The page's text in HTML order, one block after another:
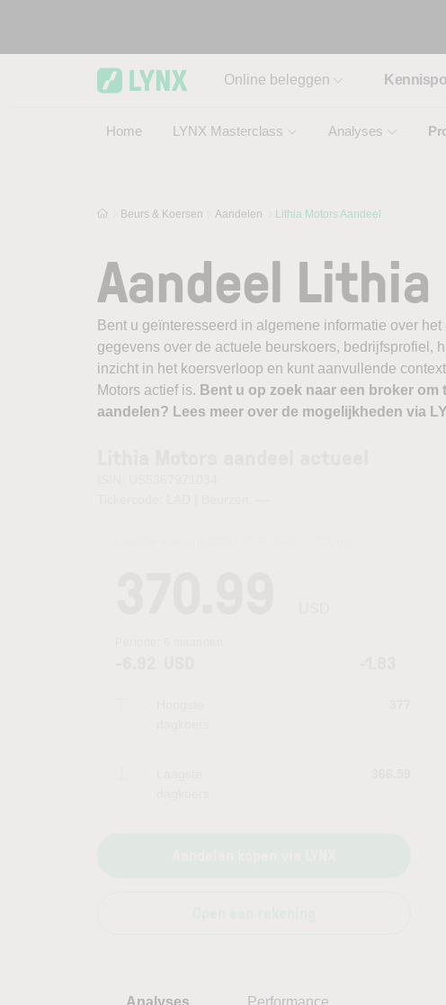
Online beleggen
Home LYNX Masterclass Analyses
Beurs & Koersen Aandelen Lithia Motors Aandeel
Aandeel
Bent u geïnteresseerd in algemene informatie over
gegevens over de actuele beurskoers, bedrijfsprofiel,
inzicht in het koersverloop en kunt aanvullende
Motors actief is. Bent u op zoek naar een broker
aandelen? Lees meer over de mogelijkheden via
Analyses Performance